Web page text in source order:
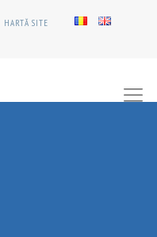
HARTĂ SITE